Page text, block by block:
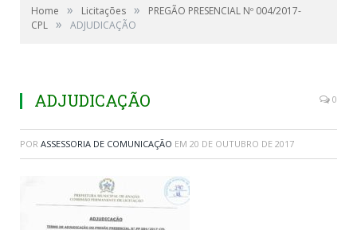
Home » Licitações »
PREGÃO PRESENCIAL Nº 004/2017-
CPL » ADJUDICAÇÃO
ADJUDICAÇÃO 0
POR ASSESSORIA DE COMUNICAÇÃO EM 20 DE OUTUBRO DE 2017